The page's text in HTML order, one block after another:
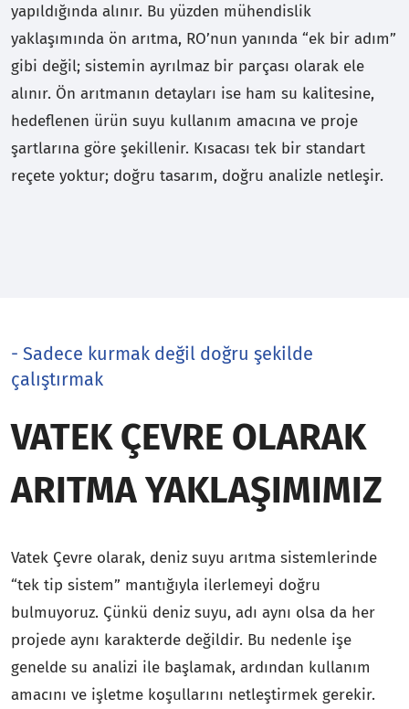
yapıldığında alınır. Bu yüzden mühendislik
yaklaşımında ön arıtma, RO’nun yanında “ek bir adım”
gibi değil; sistemin ayrılmaz bir parçası olarak ele
alınır. Ön arıtmanın detayları ise ham su kalitesine,
hedeflenen ürün suyu kullanım amacına ve proje
şartlarına göre şekillenir. Kısacası tek bir standart
reçete yoktur; doğru tasarım, doğru analizle netleşir.
- Sadece kurmak değil doğru şekilde
çalıştırmak
VATEK ÇEVRE OLARAK
ARITMA YAKLAŞIMIMIZ
Vatek Çevre olarak, deniz suyu arıtma sistemlerinde
“tek tip sistem” mantığıyla ilerlemeyi doğru
bulmuyoruz. Çünkü deniz suyu, adı aynı olsa da her
projede aynı karakterde değildir. Bu nedenle işe
genelde su analizi ile başlamak, ardından kullanım
amacını ve işletme koşullarını netleştirmek gerekir.